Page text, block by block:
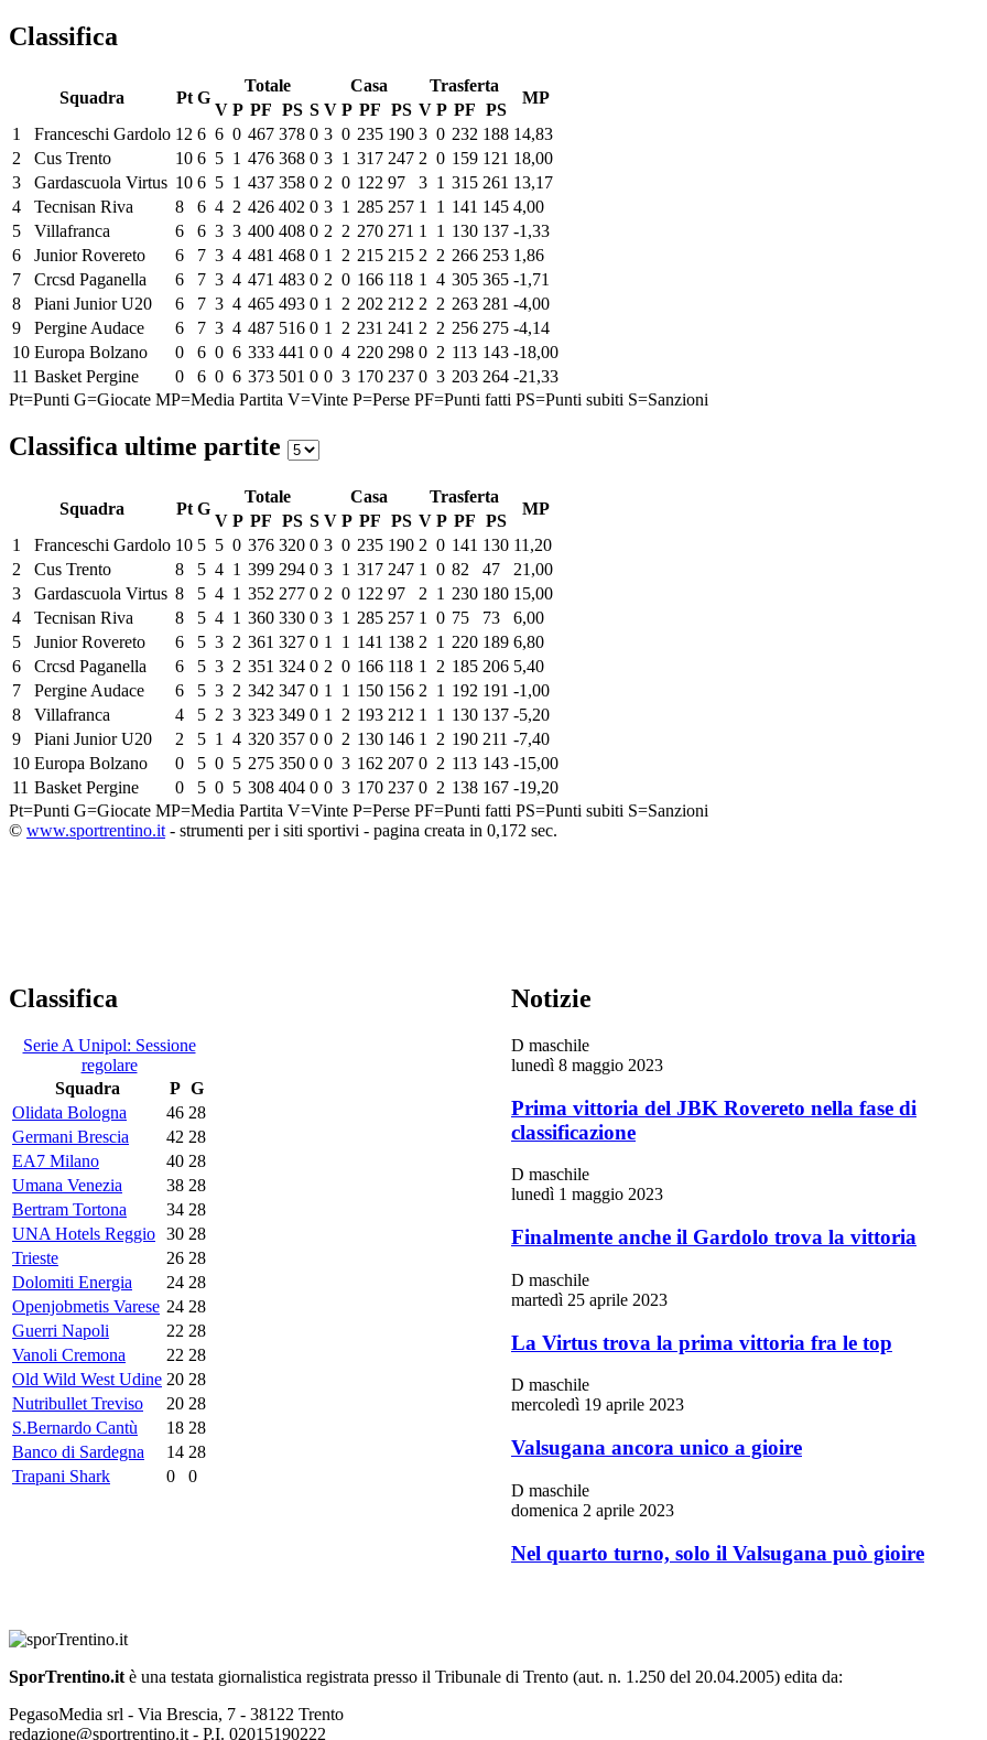
Classifica
Squadra Pt G
Totale Casa Trasferta
MP
V P PF PS S V P PF PS V P PF PS
1
Franceschi Gardolo 12 6 6 0 467 378 0 3 0 235 190 3 0 232 188 14,83
2
Cus Trento 10 6 5 1 476 368 0 3 1 317 247 2 0 159 121 18,00
3
Gardascuola Virtus 10 6 5 1 437 358 0 2 0 122 97 3 1 315 261 13,17
4
Tecnisan Riva 8 6 4 2 426 402 0 3 1 285 257 1 1 141 145 4,00
5
Villafranca 6 6 3 3 400 408 0 2 2 270 271 1 1 130 137 -1,33
6
Junior Rovereto 6 7 3 4 481 468 0 1 2 215 215 2 2 266 253 1,86
7
Crcsd Paganella 6 7 3 4 471 483 0 2 0 166 118 1 4 305 365 -1,71
8
Piani Junior U20 6 7 3 4 465 493 0 1 2 202 212 2 2 263 281 -4,00
9
Pergine Audace 6 7 3 4 487 516 0 1 2 231 241 2 2 256 275 -4,14
10 Europa Bolzano 0 6 0 6 333 441 0 0 4 220 298 0 2 113 143 -18,00
11 Basket Pergine 0 6 0 6 373 501 0 0 3 170 237 0 3 203 264 -21,33
Pt=Punti G=Giocate MP=Media Partita V=Vinte P=Perse PF=Punti fatti PS=Punti subiti S=Sanzioni
Classifica ultime partite
Squadra Pt G
Totale Casa Trasferta
MP
V P PF PS S V P PF PS V P PF PS
1
Franceschi Gardolo 10 5 5 0 376 320 0 3 0 235 190 2 0 141 130 11,20
2
Cus Trento 8 5 4 1 399 294 0 3 1 317 247 1 0 82 47
21,00
3
Gardascuola Virtus 8 5 4 1 352 277 0 2 0 122 97 2 1 230 180 15,00
4
Tecnisan Riva 8 5 4 1 360 330 0 3 1 285 257 1 0 75 73
6,00
5
Junior Rovereto 6 5 3 2 361 327 0 1 1 141 138 2 1 220 189 6,80
6
Crcsd Paganella 6 5 3 2 351 324 0 2 0 166 118 1 2 185 206 5,40
7
Pergine Audace 6 5 3 2 342 347 0 1 1 150 156 2 1 192 191 -1,00
8
Villafranca 4 5 2 3 323 349 0 1 2 193 212 1 1 130 137 -5,20
9
Piani Junior U20 2 5 1 4 320 357 0 0 2 130 146 1 2 190 211 -7,40
10 Europa Bolzano 0 5 0 5 275 350 0 0 3 162 207 0 2 113 143 -15,00
11 Basket Pergine 0 5 0 5 308 404 0 0 3 170 237 0 2 138 167 -19,20
Pt=Punti G=Giocate MP=Media Partita V=Vinte P=Perse PF=Punti fatti PS=Punti subiti S=Sanzioni
© www.sportrentino.it - strumenti per i siti sportivi - pagina creata in 0,172 sec.
Classifica
Serie A Unipol: Sessione
regolare
Squadra
P G
Olidata Bologna
46 28
Germani Brescia
42 28
EA7 Milano
40 28
Umana Venezia
38 28
Bertram Tortona
34 28
UNA Hotels Reggio 30 28
Trieste
26 28
Dolomiti Energia
24 28
Openjobmetis Varese 24 28
Guerri Napoli
22 28
Vanoli Cremona
22 28
Old Wild West Udine 20 28
Nutribullet Treviso
20 28
S.Bernardo Cantù
18 28
Banco di Sardegna
14 28
Trapani Shark
0 0
Notizie
D maschile
lunedì 8 maggio 2023
Prima vittoria del JBK Rovereto nella fase di
classificazione
D maschile
lunedì 1 maggio 2023
Finalmente anche il Gardolo trova la vittoria
D maschile
martedì 25 aprile 2023
La Virtus trova la prima vittoria fra le top
D maschile
mercoledì 19 aprile 2023
Valsugana ancora unico a gioire
D maschile
domenica 2 aprile 2023
Nel quarto turno, solo il Valsugana può gioire
SporTrentino.it è una testata giornalistica registrata presso il Tribunale di Trento (aut. n. 1.250 del 20.04.2005) edita da:
PegasoMedia srl - Via Brescia, 7 - 38122 Trento
redazione@sportrentino.it - P.I. 02015190222